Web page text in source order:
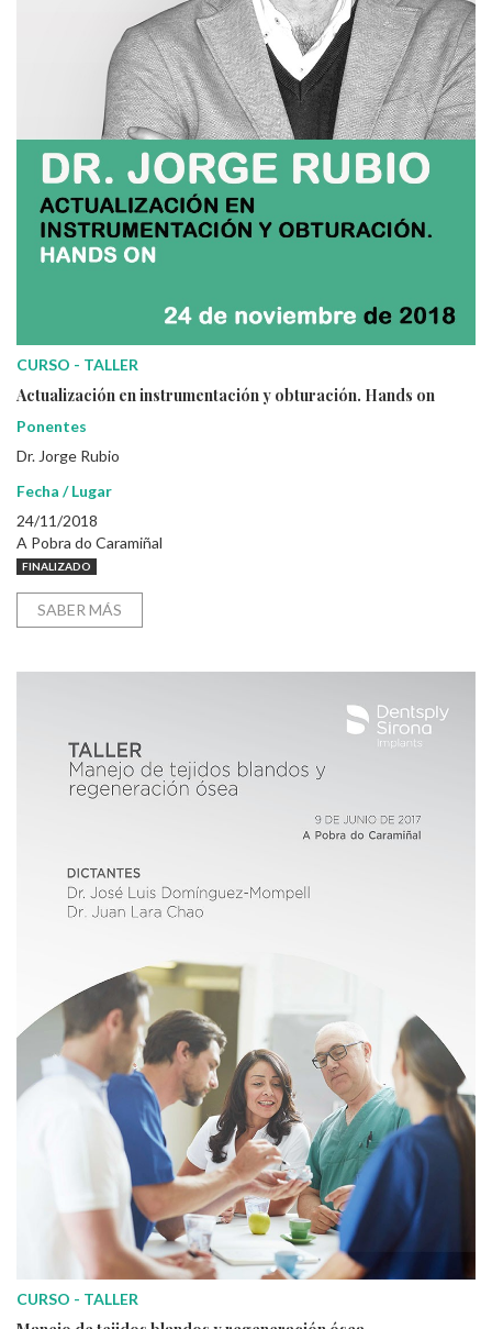
CURSO - TALLER
Actualización en instrumentación y obturación. Hands on
Ponentes
Dr. Jorge Rubio
Fecha / Lugar
24/11/2018
A Pobra do Caramiñal
FINALIZADO
SABER MÁS
CURSO - TALLER